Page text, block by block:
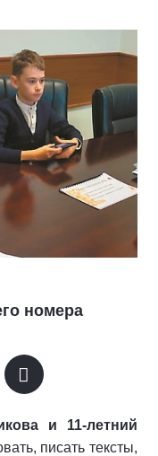
номера
и 11-летний
писать тексты,